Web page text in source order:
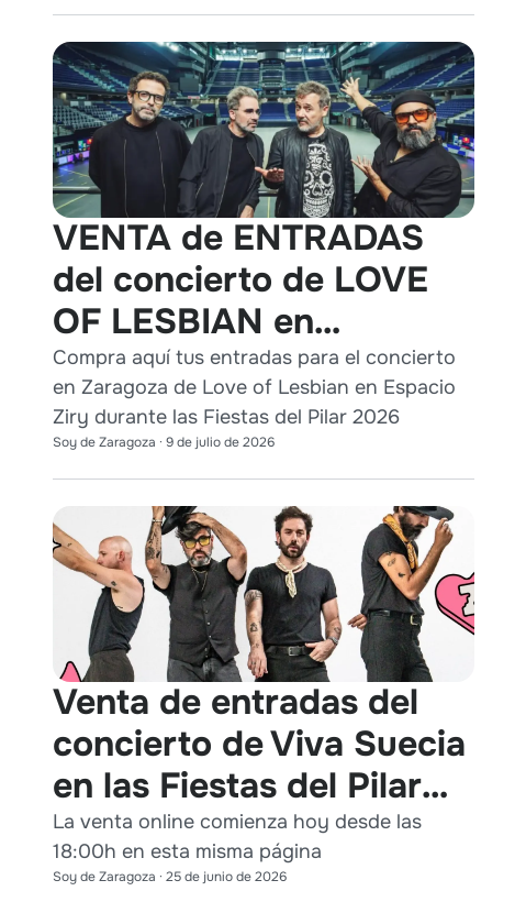
VENTA de ENTRADAS
del concierto de LOVE
OF LESBIAN en
Zaragoza durante Pilares
2026
Compra aquí tus entradas para el concierto
en Zaragoza de Love of Lesbian en Espacio
Ziry durante las Fiestas del Pilar 2026
Soy de Zaragoza · 9 de julio de 2026
Venta de entradas del
concierto de Viva Suecia
en las Fiestas del Pilar
2026
La venta online comienza hoy desde las
18:00h en esta misma página
Soy de Zaragoza · 25 de junio de 2026